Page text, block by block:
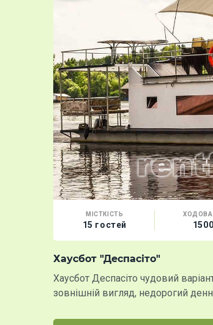
МІСТКІСТЬ
15 гостей
ХОДОВА
Хаусбот "Деспасіто"
Хаусбот Деспасіто чудовий
зовнішній вигляд, недорогий